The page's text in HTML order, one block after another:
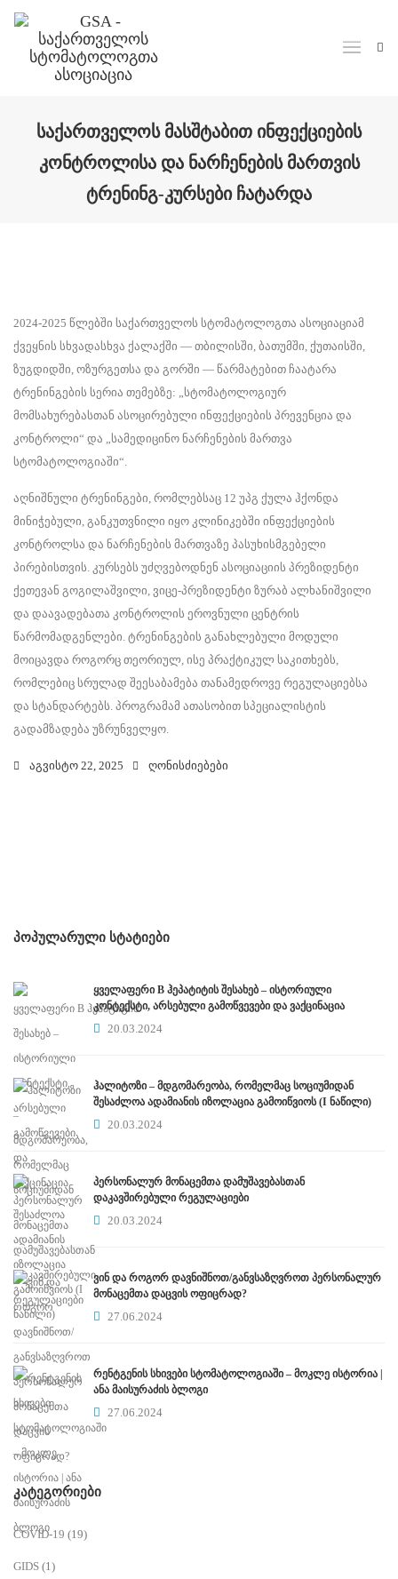
ᲡᲐᲥᲐᲠᲗᲕᲔᲚᲝᲡ ᲛᲐᲡᲨᲢᲐᲑᲘᲗ ᲘᲜᲤᲔᲥᲪᲘᲔᲑᲘᲡ
ᲙᲝᲜᲢᲠᲝᲚᲘᲡᲐ ᲓᲐ ᲜᲐᲠᲩᲔᲜᲔᲑᲘᲡ ᲛᲐᲠᲗᲕᲘᲡ
ᲢᲠᲔᲜᲘᲜᲒ-ᲙᲣᲠᲡᲔᲑᲘ ᲩᲐᲢᲐᲠᲓᲐ
2024-2025 წლებში საქართველოს სტომატოლოგთა ასოციაციამ
ქვეყნის სხვადასხვა ქალაქში — თბილისში, ბათუმში, ქუთაისში,
ზუგდიდში, ოზურგეთსა და გორში — წარმატებით ჩაატარა
ტრენინგების სერია თემებზე: „სტომატოლოგიურ
მომსახურებასთან ასოცირებული ინფექციების პრევენცია და
კონტროლი“ და „სამედიცინო ნარჩენების მართვა
სტომატოლოგიაში“.
აღნიშნული ტრენინგები, რომლებსაც 12 უპგ ქულა ჰქონდა
მინიჭებული, განკუთვნილი იყო კლინიკებში ინფექციების
კონტროლსა და ნარჩენების მართვაზე პასუხისმგებელი
პირებისთვის. კურსებს უძღვებოდნენ ასოციაციის პრეზიდენტი
ქეთევან გოგილაშვილი, ვიცე-პრეზიდენტი ზურაბ ალხანიშვილი
და დაავადებათა კონტროლის ეროვნული ცენტრის
წარმომადგენლები. ტრენინგების განახლებული მოდული
მოიცავდა როგორც თეორიულ, ისე პრაქტიკულ საკითხებს,
რომლებიც სრულად შეესაბამება თანამედროვე რეგულაციებსა
და სტანდარტებს. პროგრამამ ათასობით სპეციალისტის
გადამზადება უზრუნველყო.
აგვისტო 22, 2025 ღონისძიებები
ᲞᲝᲞᲣᲚᲐᲠᲣᲚᲘ ᲡᲢᲐᲢᲘᲔᲑᲘ
ყველაფერი B ჰეპატიტის შესახებ – ისტორიული
კონტექსტი, არსებული გამოწვევები და ვაქცინაცია
20.03.2024
ჰალიტოზი – მდგომარეობა, რომელმაც სოციუმიდან
შესაძლოა ადამიანის იზოლაცია გამოიწვიოს (I ნაწილი)
20.03.2024
პერსონალურ მონაცემთა დამუშავებასთან
დაკავშირებული რეგულაციები
20.03.2024
ვინ და როგორ დავნიშნოთ/განვსაზღვროთ პერსონალურ
მონაცემთა დაცვის ოფიცრად?
27.06.2024
რენტგენის სხივები სტომატოლოგიაში – მოკლე ისტორია |
ანა მაისურაძის ბლოგი
27.06.2024
ᲙᲐᲢᲔᲒᲝᲠᲘᲔᲑᲘ
COVID-19 (19)
GIDS (1)